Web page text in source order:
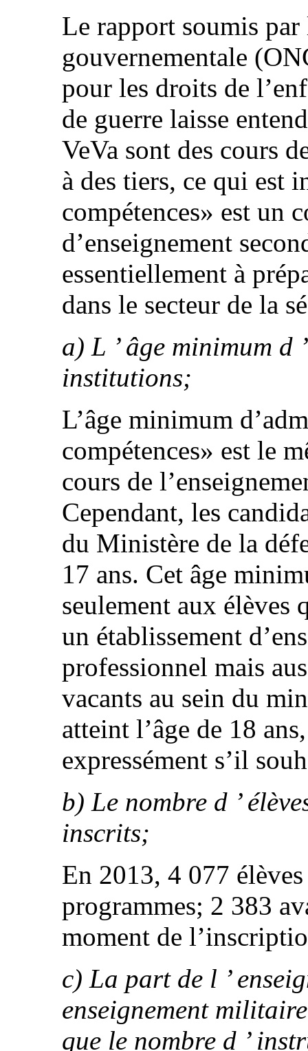
Le rapport soumis
gouvernementale
pour les droits de
de guerre laisse
VeVa sont des cours
à des tiers, ce qui est
compétences» est un
d’enseignement
essentiellement à
dans le secteur de la
a) L ’ âge minimum d
institutions;
L’âge minimum
compétences» est le
cours de
Cependant, les
du Ministère de la
17 ans. Cet âge
seulement aux élèves
un établissement
professionnel mais
vacants au sein du
atteint l’âge de 18
expressément s’il
b) Le nombre d ’
inscrits;
En 2013, 4 077
programmes; 2 383
moment de
c) La part de l ’
enseignement
que le nombre d ’